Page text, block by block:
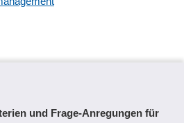
und Frage-Anregungen für